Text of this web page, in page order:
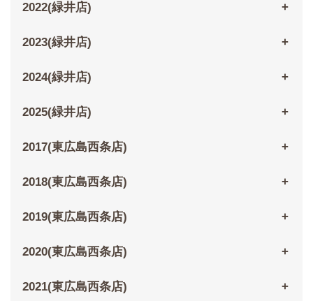
2022(緑井店)
2023(緑井店)
2024(緑井店)
2025(緑井店)
2017(東広島西条店)
2018(東広島西条店)
2019(東広島西条店)
2020(東広島西条店)
2021(東広島西条店)